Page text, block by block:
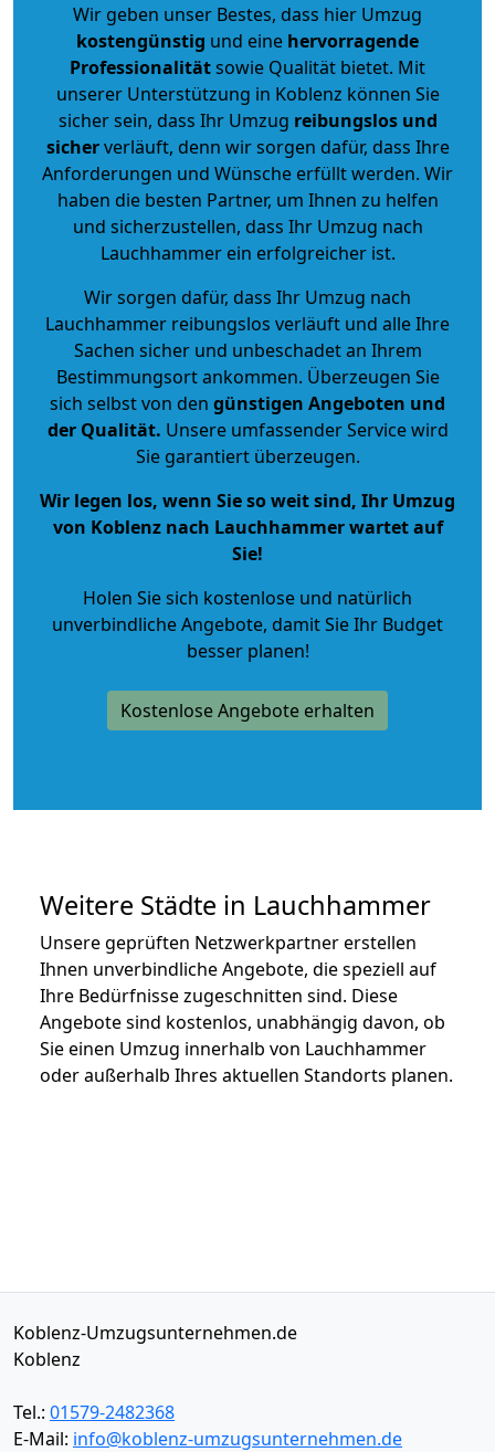
Wir geben unser Bestes, dass hier Umzug
kostengünstig und eine hervorragende
Professionalitätsowie Qualität bietet. Mit
unserer Unterstützung in Koblenz können Sie
sicher sein, dass Ihr Umzug reibungslos und
sicherverläuft, denn wir sorgen dafür, dass Ihre
Anforderungen und Wünsche erfüllt werden. Wir
haben die besten Partner, um Ihnen zu helfen
und sicherzustellen, dass Ihr Umzug nach
Lauchhammer ein erfolgreicher ist.
Wir sorgen dafür, dass Ihr Umzug nach
Lauchhammer reibungslos verläuft und alle Ihre
Sachen sicher und unbeschadet an Ihrem
Bestimmungsort ankommen. Überzeugen Sie
sich selbst von den günstigen Angeboten und
der Qualität. Unsere umfassender Service wird
Sie garantiert überzeugen.
Wir legen los, wenn Sie so weit sind, Ihr Umzug
von Koblenz nach Lauchhammer wartet auf
Sie!
Holen Sie sich kostenlose und natürlich
unverbindliche Angebote, damit Sie Ihr Budget
besser planen!
Kostenlose Angebote erhalten
Weitere Städte in Lauchhammer
Unsere geprüften Netzwerkpartner erstellen
Ihnen unverbindliche Angebote, die speziell auf
Ihre Bedürfnisse zugeschnitten sind. Diese
Angebote sind kostenlos, unabhängig davon, ob
Sie einen Umzug innerhalb von Lauchhammer
oder außerhalb Ihres aktuellen Standorts planen.
Koblenz-Umzugsunternehmen.de
Koblenz
Tel.: 01579-2482368
E-Mail: info@koblenz-umzugsunternehmen.de